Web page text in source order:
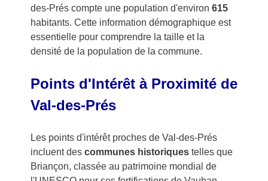
des-Prés compte une population d'environ 615
habitants. Cette information démographique est
essentielle pour comprendre la taille et la
densité de la population de la commune.
Points d'Intérêt à Proximité de
Val-des-Prés
Les points d'intérêt proches de Val-des-Prés
incluent des communes historiquestelles que
Briançon, classée au patrimoine mondial de